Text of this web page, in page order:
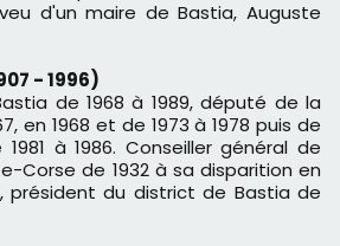
d'un maire de Bastia, Auguste
- 1996)
de 1968 à 1989, député de la
en 1968 et de 1973 à 1978 puis de
1981 à 1986. Conseiller général de
Corse de 1932 à sa disparition en
président du district de Bastia de